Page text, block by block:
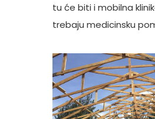
tu će biti i mobilna
trebaju medicinsku